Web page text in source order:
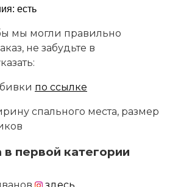
есть
мы могли правильно
не забудьте в
по ссылке
спального места, размер
в первой категории
здесь.